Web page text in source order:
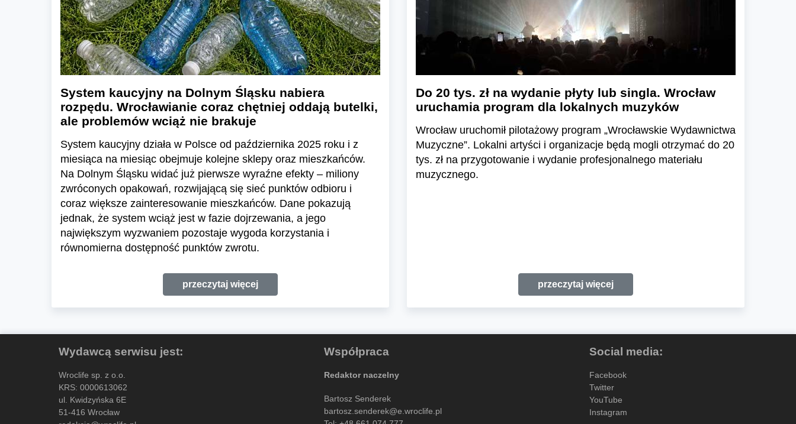
System kaucyjny na Dolnym Śląsku nabiera
rozpędu. Wrocławianie coraz chętniej oddają butelki,
ale problemów wciąż nie brakuje
System kaucyjny działa w Polsce od października 2025 roku i z
miesiąca na miesiąc obejmuje kolejne sklepy oraz mieszkańców.
Na Dolnym Śląsku widać już pierwsze wyraźne efekty – miliony
zwróconych opakowań, rozwijającą się sieć punktów odbioru i
coraz większe zainteresowanie mieszkańców. Dane pokazują
jednak, że system wciąż jest w fazie dojrzewania, a jego
największym wyzwaniem pozostaje wygoda korzystania i
równomierna dostępność punktów zwrotu.
przeczytaj więcej
Do 20 tys. zł na wydanie płyty lub singla. Wrocław
uruchamia program dla lokalnych muzyków
Wrocław uruchomił pilotażowy program „Wrocławskie Wydawnictwa
Muzyczne”. Lokalni artyści i organizacje będą mogli otrzymać do 20
tys. zł na przygotowanie i wydanie profesjonalnego materiału
muzycznego.
przeczytaj więcej
Wydawcą serwisu jest:
Wroclife sp. z o.o.
KRS: 0000613062
ul. Kwidzyńska 6E
51-416 Wrocław
Współpraca
Redaktor naczelny
Bartosz Senderek
bartosz.senderek@e.wroclife.pl
Social media:
Facebook
Twitter
YouTube
Instagram